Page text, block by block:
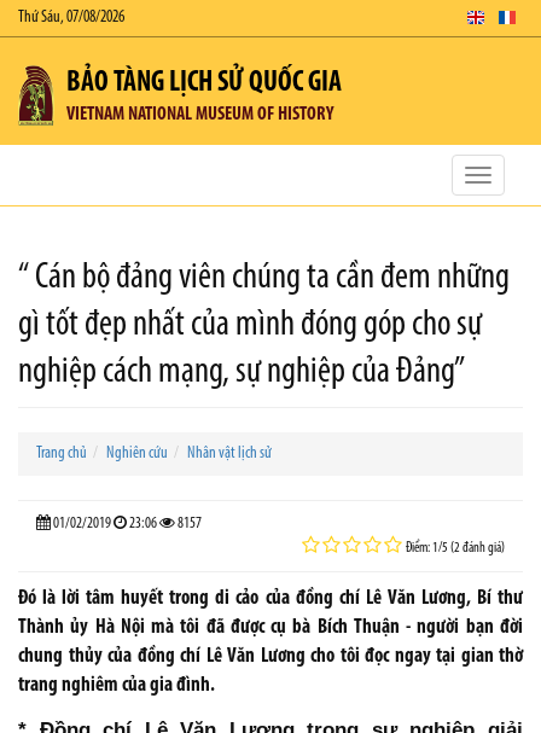
Thứ Sáu, 07/08/2026
BẢO TÀNG LỊCH SỬ QUỐC GIA
VIETNAM NATIONAL MUSEUM OF HISTORY
Toggle
“ Cán bộ đảng viên chúng ta cần đem những
gì tốt đẹp nhất của mình đóng góp cho sự
nghiệp cách mạng, sự nghiệp của Đảng”
Trang chủ Nghiên cứu Nhân vật lịch sử
01/02/2019 23:06 8157
Điểm: 1/5 (2 đánh giá)
Đó là lời tâm huyết trong di cảo của đồng chí Lê Văn Lương, Bí thư
Thành ủy Hà Nội mà tôi đã được cụ bà Bích Thuận - người bạn đời
chung thủy của đồng chí Lê Văn Lương cho tôi đọc ngay tại gian thờ
trang nghiêm của gia đình.